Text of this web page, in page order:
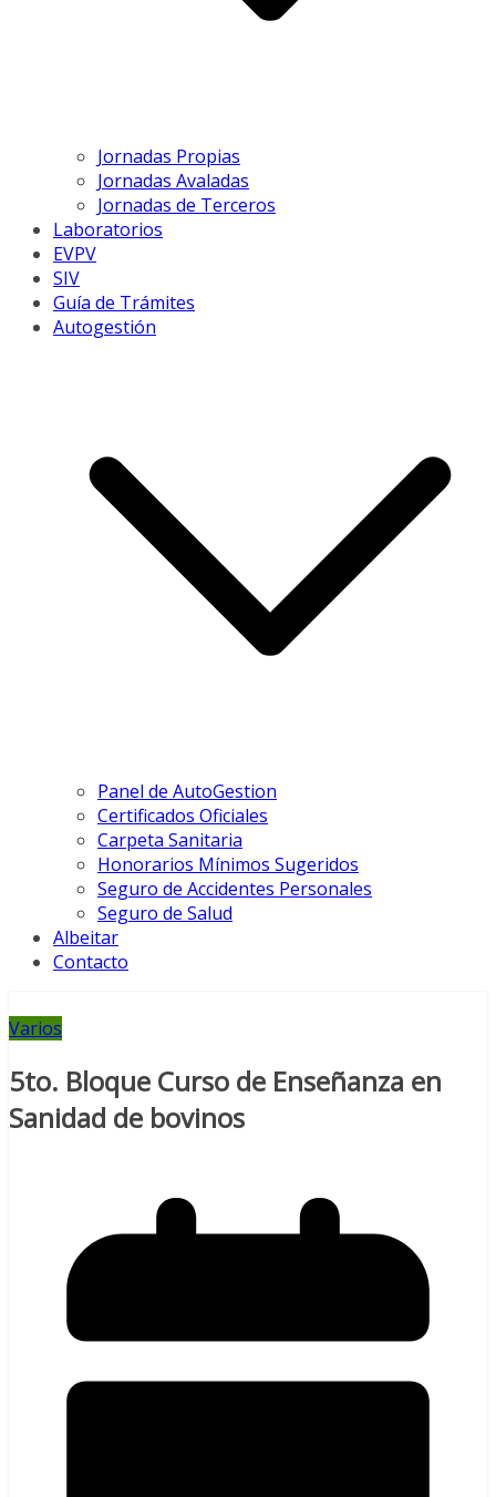
Jornadas Propias
Jornadas Avaladas
Jornadas de Terceros
Laboratorios
EVPV
SIV
Guía de Trámites
Autogestión
Panel de AutoGestion
Certificados Oficiales
Carpeta Sanitaria
Honorarios Mínimos Sugeridos
Seguro de Accidentes Personales
Seguro de Salud
Albeitar
Contacto
Varios
5to. Bloque Curso de Enseñanza en
Sanidad de bovinos